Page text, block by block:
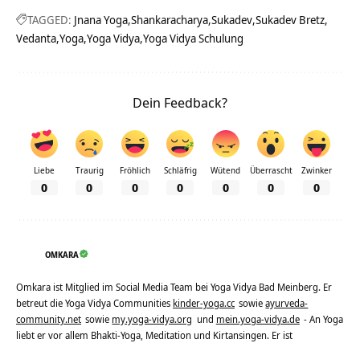
TAGGED: Jnana Yoga Shankaracharya Sukadev Sukadev Bretz
Vedanta Yoga Yoga Vidya Yoga Vidya Schulung
Dein Feedback?
Liebe
0
Traurig
0
Fröhlich
0
Schläfrig
0
Wütend
0
Überrascht
0
Zwinker
0
OMKARA
Omkara ist Mitglied im Social Media Team bei Yoga Vidya Bad Meinberg. Er
betreut die Yoga Vidya Communities kinder-yoga.cc sowieayurveda-
community.net sowie my.yoga-vidya.org und mein.yoga-vidya.de - An Yoga
liebt er vor allem Bhakti-Yoga, Meditation und Kirtansingen. Er ist